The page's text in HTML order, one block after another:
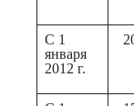
С 1
января
2012 г.